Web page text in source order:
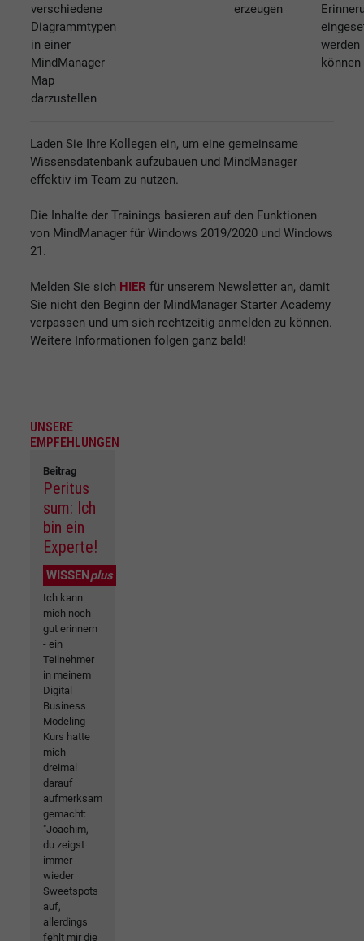
verschiedene
Diagrammtypen
in einer
MindManager
Map
darzustellen
erzeugen
werden
können
Laden Sie Ihre Kollegen ein, um eine gemeinsame
Wissensdatenbank aufzubauen und MindManager
effektiv im Team zu nutzen.
Die Inhalte der Trainings basieren auf den Funktionen
von MindManager für Windows 2019/2020 und Windows
21.
Melden Sie sich HIER für unserem Newsletter an, damit
Sie nicht den Beginn der MindManager Starter Academy
verpassen und um sich rechtzeitig anmelden zu können.
Weitere Informationen folgen ganz bald!
UNSERE
EMPFEHLUNGEN
Beitrag
Peritus
sum: Ich
bin ein
Experte!
WISSENplus
Ich kann
mich noch
gut erinnern
- ein
Teilnehmer
in meinem
Digital
Business
Modeling-
Kurs hatte
mich
dreimal
darauf
aufmerksam
gemacht:
"Joachim,
du zeigst
immer
wieder
Sweetspots
auf,
allerdings
fehlt mir die